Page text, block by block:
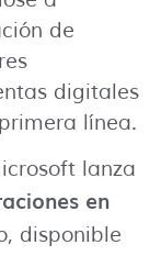
de
digitales
línea.
lanza
en
disponible